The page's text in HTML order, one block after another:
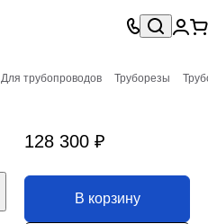
Для трубопроводов Труборезы
128 300 ₽
В корзину